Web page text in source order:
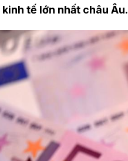
tế lớn nhất châu Âu.